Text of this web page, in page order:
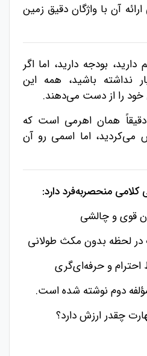
آن با واژگان دقیق زمین
بودجه دارید، اما اگر
نداشته باشید، همه این
خود را از دست می‌دهند.
دقیقاً همان اهرمی است که
اما اسمی رو آن
منحصربه‌فرد دارد:
قوی و چالشی
در لحظه بدون مکث طولانی
احترام و حرفه‌ای‌گری
دوم نوشته شده است.
چقدر ارزش دارد؟